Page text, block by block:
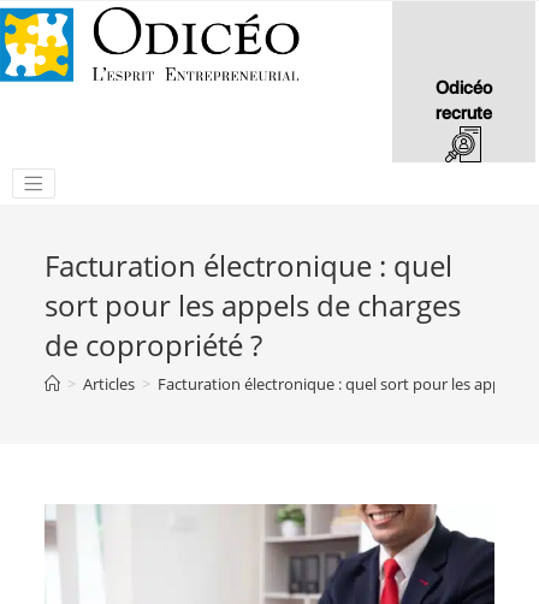
Odicéo
recrute
Facturation électronique : quel
sort pour les appels de charges
de copropriété ?
> Articles > Facturation électronique : quel sort pour les appels